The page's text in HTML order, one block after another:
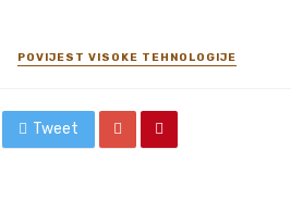
POVIJEST VISOKE TEHNOLOGIJE
Tweet